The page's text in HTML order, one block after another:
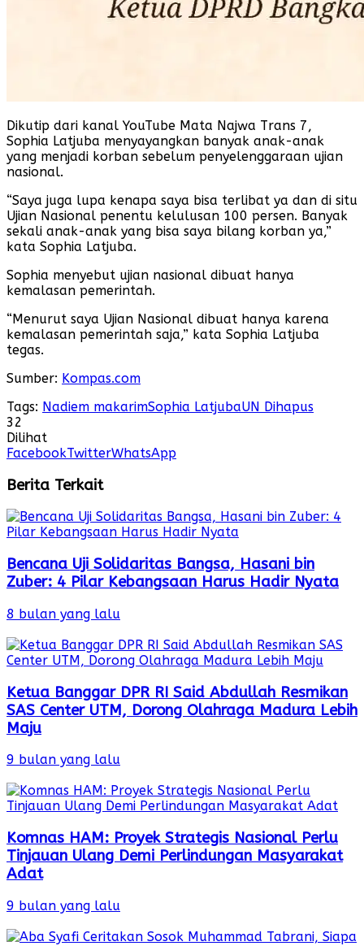
Dikutip dari kanal YouTube Mata Najwa Trans 7,
Sophia Latjuba menyayangkan banyak anak-anak
yang menjadi korban sebelum penyelenggaraan ujian
nasional.
“Saya juga lupa kenapa saya bisa terlibat ya dan di situ
Ujian Nasional penentu kelulusan 100 persen. Banyak
sekali anak-anak yang bisa saya bilang korban ya,”
kata Sophia Latjuba.
Sophia menyebut ujian nasional dibuat hanya
kemalasan pemerintah.
“Menurut saya Ujian Nasional dibuat hanya karena
kemalasan pemerintah saja,” kata Sophia Latjuba
tegas.
Sumber: Kompas.com
Tags: Nadiem makarimSophia LatjubaUN Dihapus
32
Dilihat
FacebookTwitterWhatsApp
Berita Terkait
Bencana Uji Solidaritas Bangsa, Hasani bin
Zuber: 4 Pilar Kebangsaan Harus Hadir Nyata
8 bulan yang lalu
Ketua Banggar DPR RI Said Abdullah Resmikan
SAS Center UTM, Dorong Olahraga Madura Lebih
Maju
9 bulan yang lalu
Komnas HAM: Proyek Strategis Nasional Perlu
Tinjauan Ulang Demi Perlindungan Masyarakat
Adat
9 bulan yang lalu